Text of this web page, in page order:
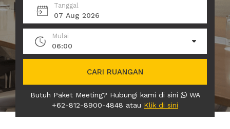
Tanggal
07 Aug 2026
Mulai
06:00
CARI RUANGAN
Butuh Paket Meeting? Hubungi kami di sini
WA
+62-812-8900-4848 atau Klik di sini